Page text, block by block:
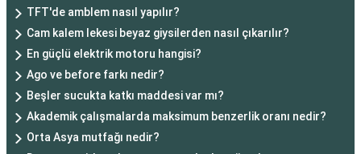
TFT'de amblem nasıl yapılır?
Cam kalem lekesi beyaz giysilerden nasıl çıkarılır?
En güçlü elektrik motoru hangisi?
Ago ve before farkı nedir?
Beşler sucukta katkı maddesi var mı?
Akademik çalışmalarda maksimum benzerlik oranı nedir?
Orta Asya mutfağı nedir?